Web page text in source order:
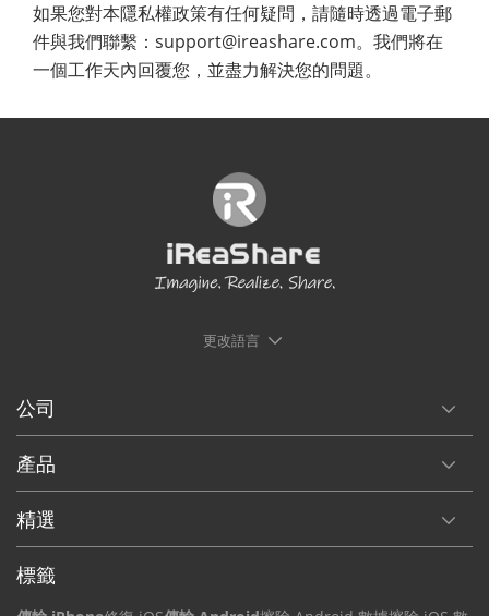
如果您對本隱私權政策有任何疑問，請隨時透過電子郵
件與我們聯繫：support@ireashare.com。我們將在
一個工作天內回覆您，並盡力解決您的問題。
更改語言
公司
產品
精選
標籤